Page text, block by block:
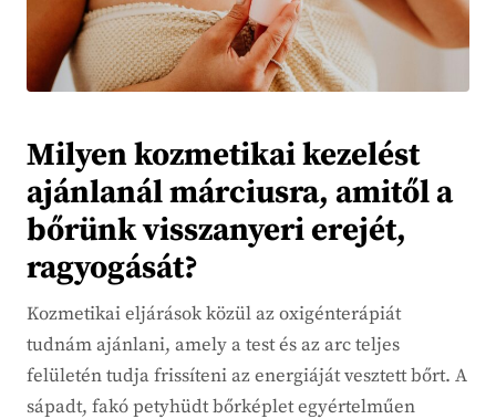
Milyen kozmetikai kezelést
ajánlanál márciusra, amitől a
bőrünk visszanyeri erejét,
ragyogását?
Kozmetikai eljárások közül az oxigénterápiát
tudnám ajánlani, amely a test és az arc teljes
felületén tudja frissíteni az energiáját vesztett bőrt. A
sápadt, fakó petyhüdt bőrképlet egyértelműen